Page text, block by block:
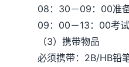
08：30－09：00准备
09：00－13：00考试
（3）携带物品
必须携带：2B/HB铅笔